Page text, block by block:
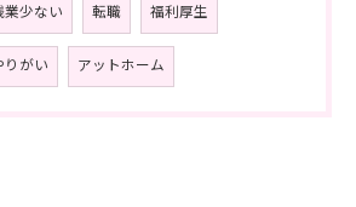
業少ない 転職 福利厚生
りがい アットホーム